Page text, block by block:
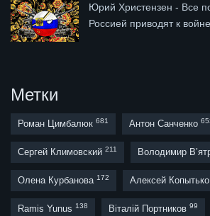
Юрий Христензен - Все
Россией приводят к войне
Метки
Роман Цимбалюк 681 Антон Санченко
Сергей Климовский 211 Володимир
Олена Курбанова 172 Алексей Копытько
Ramis Yunus 138 Віталій Портников 99